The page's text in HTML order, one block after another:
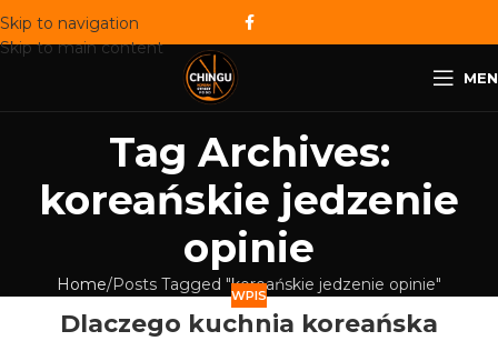
Skip to navigation
Skip to main content
Tag Archives:
koreańskie jedzenie
opinie
Home Posts Tagged "koreańskie jedzenie opinie"
WPIS
Dlaczego kuchnia koreańska